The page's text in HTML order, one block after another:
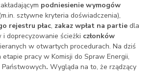
podniesienie wymogów
sztywne kryteria doświadczenia),
rejestru płac, zakaz wpłat na partie dla
i doprecyzowanie ścieżki członków
w otwartych procedurach. Na dziś
pracy w Komisji do Spraw Energii,
. Wygląda na to, że rządzący